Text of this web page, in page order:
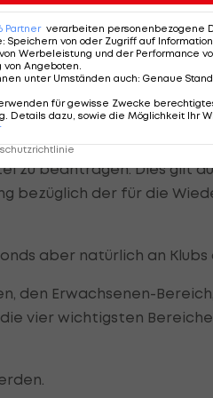
Österreich, der nicht in
zu beantragen. Dies gilt
bezüglich der für die
aber natürlich an
den Erwachsenen-
vier wichtigsten
Partner verarbeiten personenbezogene
: Speichern von oder Zugriff auf
Werbeleistung und der Performance
von Angeboten.
unter Umständen auch: Genaue
für gewisse Zwecke
Details dazu, sowie die Möglichkeit Ihr